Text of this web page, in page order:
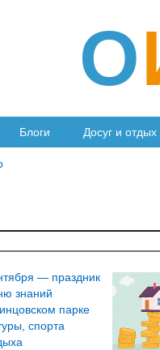
О
Блоги Досуг и отдых
— праздник
знаний
парке
спорта